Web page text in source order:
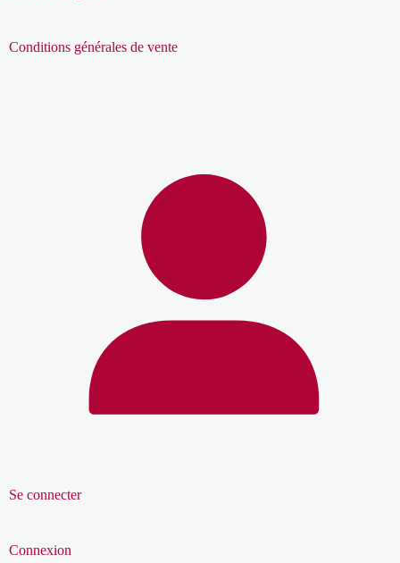
Conditions générales de vente
Se connecter
Connexion